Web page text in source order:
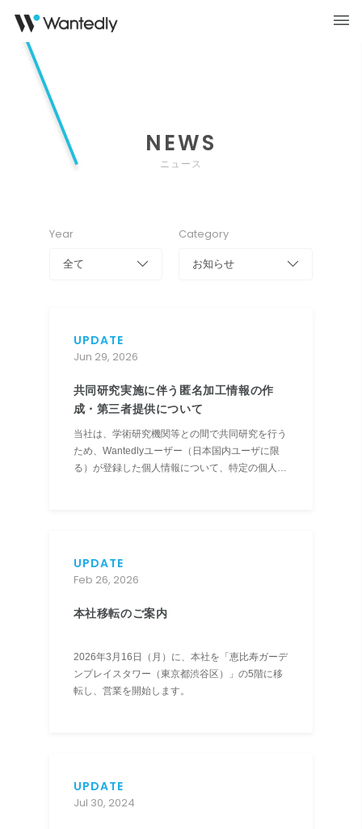
NEWS
ニュース
Year
全て
Category
お知らせ
UPDATE
Jun 29, 2026
共同研究実施に伴う匿名加工情報の作
成・第三者提供について
当社は、学術研究機関等との間で共同研究を行う
ため、Wantedlyユーザー（日本国内ユーザに限
る）が登録した個人情報について、特定の個人を
UPDATE
Feb 26, 2026
本社移転のご案内
2026年3月16日（月）に、本社を「恵比寿ガーデ
ンプレイスタワー（東京都渋谷区）」の5階に移
転し、営業を開始します。
UPDATE
Jul 30, 2024